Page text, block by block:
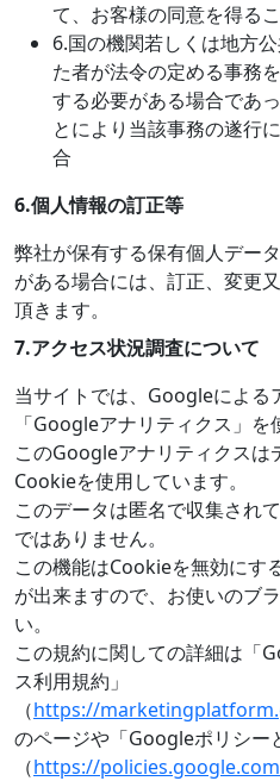
て、お客様の同意を得る
6.国の機関若しくは地方
た者が法令の定める事務
する必要がある場合であ
とにより当該事務の遂行
合
6.個人情報の訂正等
弊社が保有する保有個人デー
がある場合には、訂正、変更
頂きます。
7.アクセス状況調査について
当サイトでは、Googleによる
「Googleアナリティクス」を
このGoogleアナリティクスは
Cookieを使用しています。
このデータは匿名で収集され
ではありません。
この機能はCookieを無効にす
が出来ますので、お使いのブ
い。
この規約に関しての詳細は「
ス利用規約」
（https://
のページや「Googleポリシー
（https://